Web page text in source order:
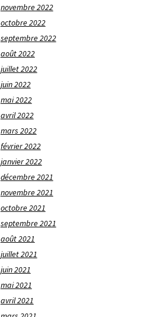
novembre 2022
octobre 2022
septembre 2022
août 2022
juillet 2022
juin 2022
mai 2022
avril 2022
mars 2022
février 2022
janvier 2022
décembre 2021
novembre 2021
octobre 2021
septembre 2021
août 2021
juillet 2021
juin 2021
mai 2021
avril 2021